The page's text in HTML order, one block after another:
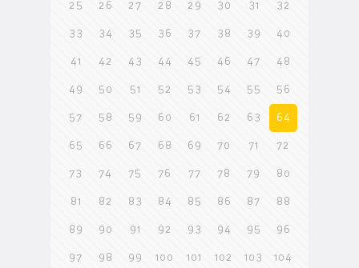
25 26 27 28 29 30 31 32
33 34 35 36 37 38 39 40
41 42 43 44 45 46 47 48
49 50 51 52 53 54 55 56
57 58 59 60 61 62 63 64
65 66 67 68 69 70 71 72
73 74 75 76 77 78 79 80
81 82 83 84 85 86 87 88
89 90 91 92 93 94 95 96
97 98 99 100 101 102 103 104